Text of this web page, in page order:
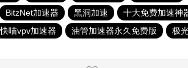
BitzNet加速器 黑洞加速 十大免费加速神
快喵vpv加速器 油管加速器永久免费版 极